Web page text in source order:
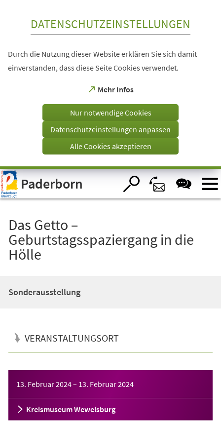
Visuelle
Assistenzsoftware
öffnen.
DATENSCHUTZEINSTELLUNGEN
Durch die Nutzung dieser Website erklären Sie sich damit
einverstanden, dass diese Seite Cookies verwendet.
Mehr Infos
(Öffnet
einem
Tab)
Nur notwendige Cookies
Datenschutzeinstellungen anpassen
Alle Cookies akzeptieren
Paderborn
Das Getto –
Geburtstagsspaziergang in die
Hölle
Sonderausstellung
VERANSTALTUNGSORT
13. Februar 2024– 13. Februar 2024
Kreismuseum Wewelsburg